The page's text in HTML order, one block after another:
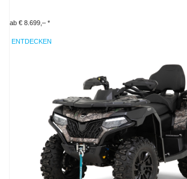
ab € 8.699,– *
ENTDECKEN